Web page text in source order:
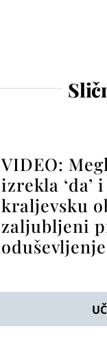
VIDEO:
izrekla ‘da’
kraljevsku
zaljubljeni